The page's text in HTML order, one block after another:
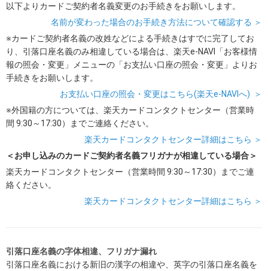
以下よりカードご契約者名義変更のお手続きをお願いします。
名前が変わった場合のお手続き方法について確認する ＞
※カードご契約者名義の改姓などによる手続きはすでに完了してお
り、引落口座名義のみ相違している場合は、楽天e-NAVI「お客様情
報の照会・変更」メニューの「お支払い口座の照会・変更」よりお
手続きをお願いします。
お支払い口座の照会・変更はこちら(楽天e-NAVIへ) ＞
※外国籍の方については、楽天カードコンタクトセンター（営業時
間 9:30～17:30）までご連絡ください。
楽天カードコンタクトセンター詳細はこちら ＞
＜お申し込みのカードご契約者名義フリガナが相違している場合＞
楽天カードコンタクトセンター（営業時間 9:30～17:30）までご連
絡ください。
楽天カードコンタクトセンター詳細はこちら ＞
引落口座名義の字体相違、フリガナ漏れ
引落口座名義における新旧の漢字の相違や、英字の引落口座名義を